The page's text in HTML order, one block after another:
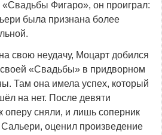
«Свадьбы Фигаро», он проиграл:
была признана более
свою неудачу, Моцарт добился
«Свадьбы» в придворном
Там она имела успех, который
на нет. После девяти
оперу сняли, и лишь соперник
оценил произведение